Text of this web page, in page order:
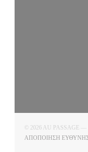
© 2026 AU
ΑΠΟΠΟΊΗΣΗ